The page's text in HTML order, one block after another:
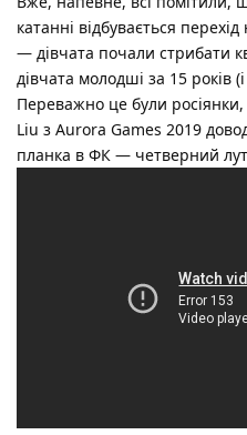
катанні відбувається
— дівчата почали стрибати
дівчата молодші за 15 років
Переважно це були росіянки,
Liu з Aurora Games 2019
планка в ФК — четверний